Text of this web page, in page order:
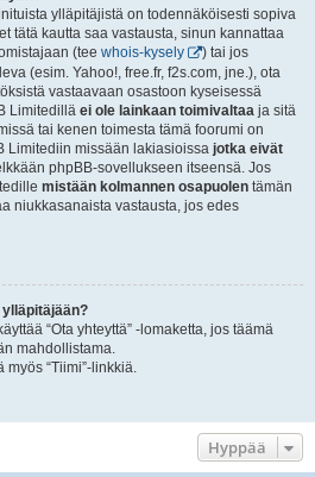
ylläpitäjistä on todennäköisesti sopiva
tätä kautta saa vastausta, sinun kannattaa
(tee whois-kysely
) tai jos
(esim. Yahoo!, free.fr, f2s.com, jne.), ota
vastaavaan osastoon kyseisessä
Limitedillä ei ole lainkaan toimivaltaa ja sitä
tai kenen toimesta tämä foorumi on
Limitediin missään lakiasioissa jotka eivät
phpBB-sovellukseen itseensä. Jos
mistään kolmannen osapuolen tämän
niukkasanaista vastausta, jos edes
“Ota yhteyttä” -lomaketta, jos täämä
mahdollistama.
myös “Tiimi”-linkkiä.
Hyppää